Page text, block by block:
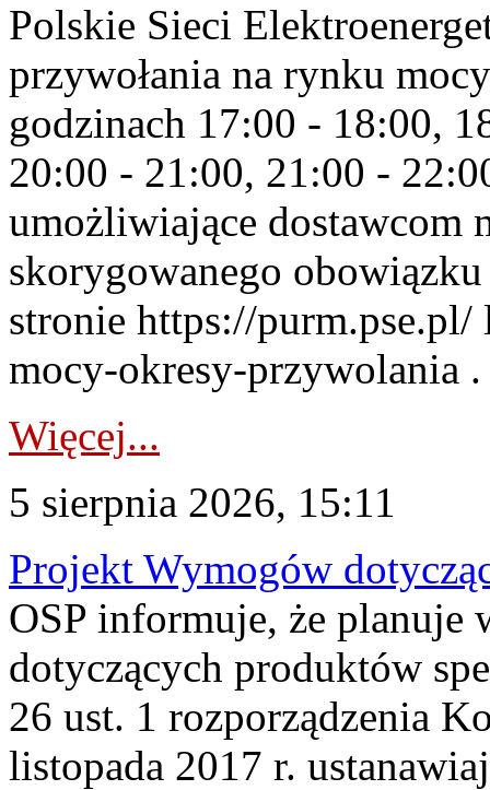
Polskie Sieci
przywołania na rynku
godzinach 17:00 - 18:00,
20:00 - 21:00, 21:00 -
umożliwiające dostawcom
skorygowanego
stronie https://
mocy-okresy-przywolania
Więcej...
5 sierpnia 2026, 15:11
Projekt Wymogów
OSP informuje, że planuje
dotyczących produktów
26 ust. 1 rozporządzenia
listopada 2017 r.